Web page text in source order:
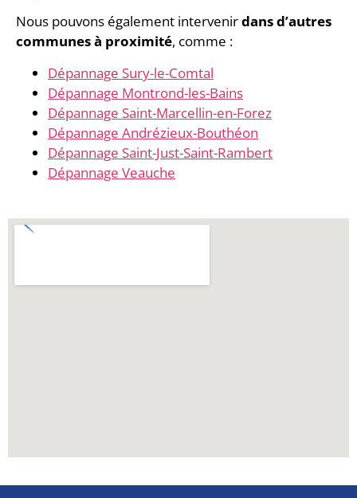
Nous pouvons également intervenirdans d’autres
communes à proximité, comme :
Dépannage Sury-le-Comtal
Dépannage Montrond-les-Bains
Dépannage Saint-Marcellin-en-Forez
Dépannage Andrézieux-Bouthéon
Dépannage Saint-Just-Saint-Rambert
Dépannage Veauche